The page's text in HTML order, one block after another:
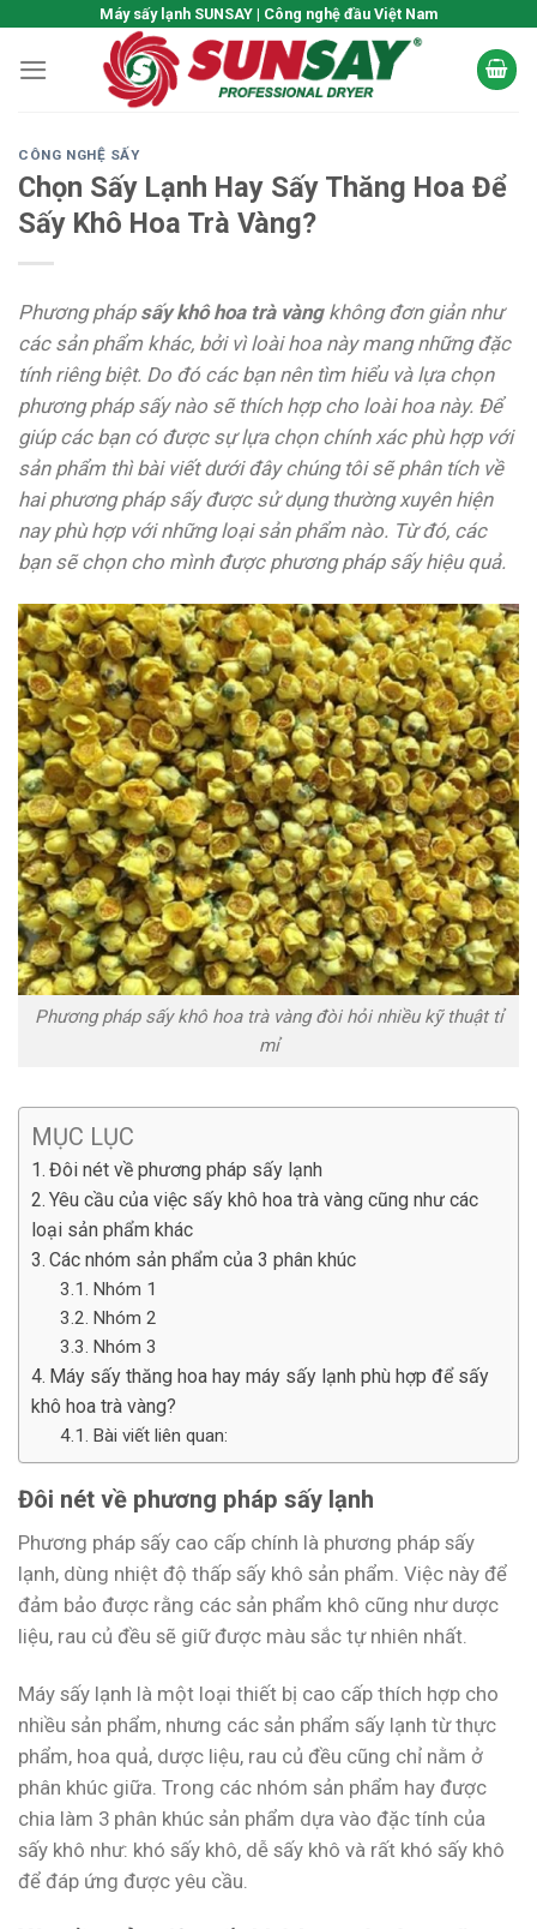
content
Máy sấy lạnh SUNSAY | Công nghệ đầu Việt Nam
CÔNG NGHỆ SẤY
Chọn Sấy Lạnh Hay Sấy Thăng Hoa Để
Sấy Khô Hoa Trà Vàng?
Phương pháp sấy khô hoa trà vàngkhông đơn giản như
các sản phẩm khác, bởi vì loài hoa này mang những đặc
tính riêng biệt. Do đó các bạn nên tìm hiểu và lựa chọn
phương pháp sấy nào sẽ thích hợp cho loài hoa này. Để
giúp các bạn có được sự lựa chọn chính xác phù hợp với
sản phẩm thì bài viết dưới đây chúng tôi sẽ phân tích về
hai phương pháp sấy được sử dụng thường xuyên hiện
nay phù hợp với những loại sản phẩm nào. Từ đó, các
bạn sẽ chọn cho mình được phương pháp sấy hiệu quả.
Phương pháp sấy khô hoa trà vàng đòi hỏi nhiều kỹ thuật tỉ
mỉ
MỤC LỤC
Đôi nét về phương pháp sấy lạnh
Yêu cầu của việc sấy khô hoa trà vàng cũng như các
loại sản phẩm khác
Các nhóm sản phẩm của 3 phân khúc
Nhóm 1
Nhóm 2
Nhóm 3
Máy sấy thăng hoa hay máy sấy lạnh phù hợp để sấy
khô hoa trà vàng?
Bài viết liên quan:
Đôi nét về phương pháp sấy lạnh
Phương pháp sấy cao cấp chính là phương pháp sấy
lạnh, dùng nhiệt độ thấp sấy khô sản phẩm. Việc này để
đảm bảo được rằng các sản phẩm khô cũng như dược
liệu, rau củ đều sẽ giữ được màu sắc tự nhiên nhất.
Máy sấy lạnh là một loại thiết bị cao cấp thích hợp cho
nhiều sản phẩm, nhưng các sản phẩm sấy lạnh từ thực
phẩm, hoa quả, dược liệu, rau củ đều cũng chỉ nằm ở
phân khúc giữa. Trong các nhóm sản phẩm hay được
chia làm 3 phân khúc sản phẩm dựa vào đặc tính của
sấy khô như: khó sấy khô, dễ sấy khô và rất khó sấy khô
để đáp ứng được yêu cầu.